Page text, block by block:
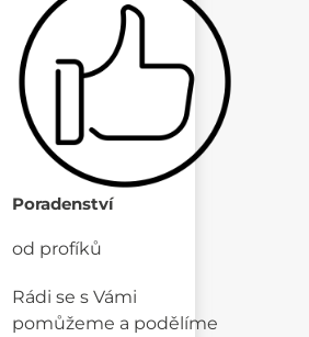
Poradenství
od profíků
Rádi se s Vámi
pomůžeme a podělíme